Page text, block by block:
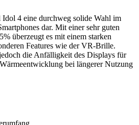
Idol 4 eine durchweg solide Wahl im
dar. Mit einer sehr guten
überzeugt es mit einem starken
Features wie der VR-Brille.
die Anfälligkeit des Displays für
bei längerer Nutzung